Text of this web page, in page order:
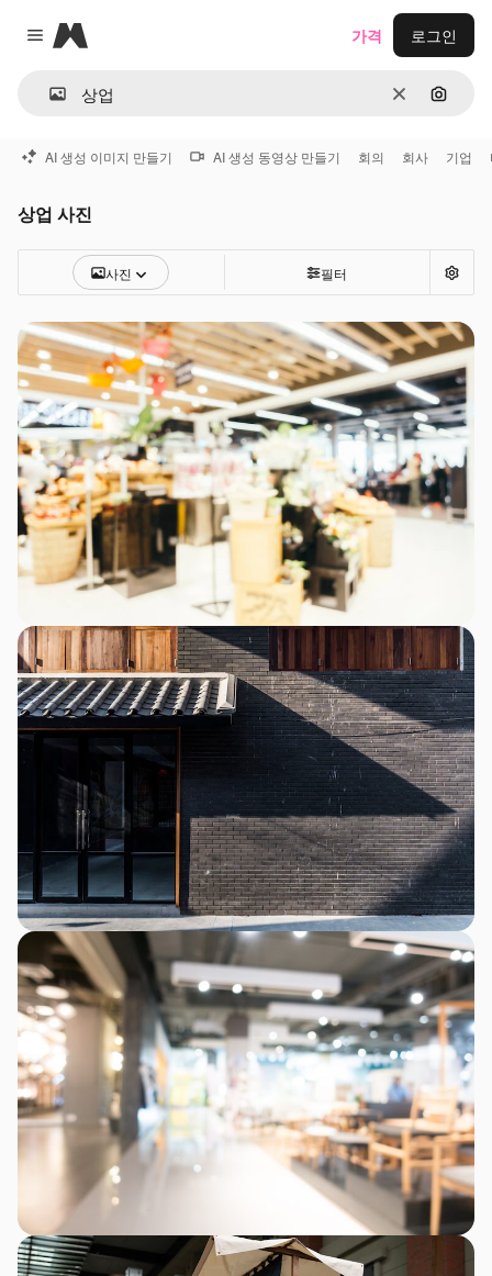
Close menu
Magnific
지우기이미지
가격 로그인
AI 생성 이미지 만들기 AI 생성 동영상 만들기 회의 회사 기업
상업 사진
사진 필터